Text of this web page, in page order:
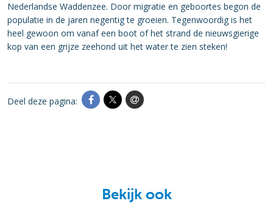
Nederlandse Waddenzee. Door migratie en geboortes begon de
populatie in de jaren negentig te groeien. Tegenwoordig is het
heel gewoon om vanaf een boot of het strand de nieuwsgierige
kop van een grijze zeehond uit het water te zien steken!
Deel deze pagina:
Bekijk ook